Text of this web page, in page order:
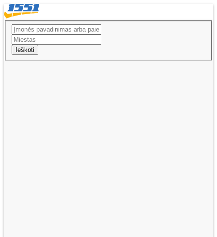
Ieškoti